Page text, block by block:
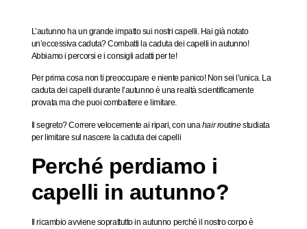
L’autunno ha un grande impatto sui nostri capelli. Hai già notato
un’eccessiva caduta? Combatti la caduta dei capelli in autunno!
Abbiamo i percorsi e i consigli adatti per te!
Per prima cosa non ti preoccupare e niente panico! Non sei l’unica. La
caduta dei capelli durante l’autunno è una realtà scientificamente
provata ma che puoi combattere e limitare.
Il segreto? Correre velocemente ai ripari, con unahair routinestudiata
per limitare sul nascere la caduta dei capelli
Perché perdiamo i
capelli in autunno?
Il ricambioavviene soprattuttoin autunnoperché il nostro corpo è